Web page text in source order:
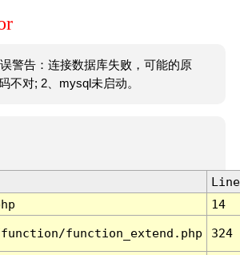
警告：连接数据库失败，可能的原
不对; 2、mysql未启动。
Line
14
function_extend.php 324